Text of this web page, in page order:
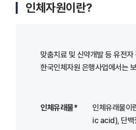
인체자원이란?
맞춤치료 및 신약개발 등 유전
한국인체자원 은행사업에서는
인체유래물*
인체유래물이
ic acid), 단백